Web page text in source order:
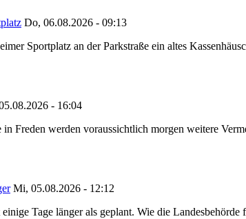
Do, 06.08.2026 - 09:13
Sportplatz an der Parkstraße ein altes
- 16:04
Freden werden voraussichtlich morgen weitere
Mi, 05.08.2026 - 12:12
Tage länger als geplant. Wie die